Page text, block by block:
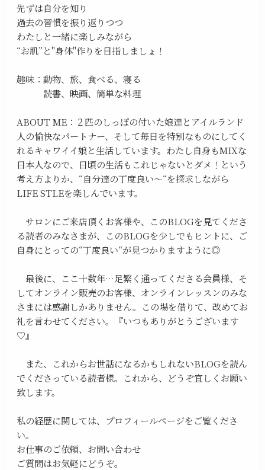
先ずは自分を知り
過去の習慣を振り返りつつ
わたしと一緒に楽しみながら
“お肌”と"身体"作りを目指しましょ！
趣味：動物、旅、食べる、寝る
読書、映画、簡単な料理
ABOUT ME：２匹のしっぽの付いた娘達とアイルランド
人の愉快なパートナー、そして毎日を特別なものにしてく
れるキャワイイ娘と生活しています。わたし自身もMIXな
日本人なので、日頃の生活もこれじゃないとダメ！という
考え方よりか、“自分達の丁度良い〜“を探求しながら
LIFE STLEを楽しんでいます。
サロンにご来店頂くお客様や、このBLOGを見てくださ
る読者のみなさまが、このBLOGを少しでもヒントに、ご
自身にとっての“丁度良い“が見つかりますように◎
最後に、ここ十数年…足繁く通ってくださる会員様、そ
してオンライン販売のお客様、オンラインレッスンのみな
さまには感謝しかありません。この場を借りて、改めてお
礼を言わせてください。『いつもありがとうございます
♡』
また、これからお世話になるかもしれないBLOGを読ん
でくださっている読者様。これから、どうぞ宜しくお願い
致します。
私の経歴に関しては、プロフィールページをご覧くださ
い。
お仕事のご依頼、お問い合わせ
ご質問はお気軽にどうぞ。